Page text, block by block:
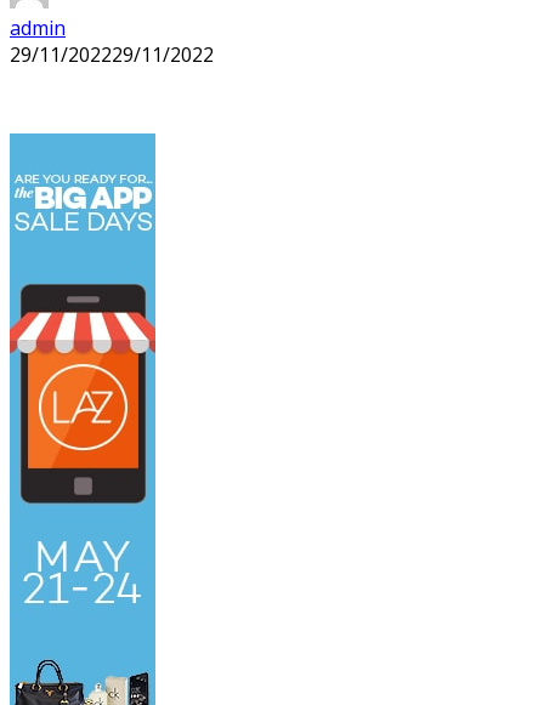
admin
29/11/202229/11/2022